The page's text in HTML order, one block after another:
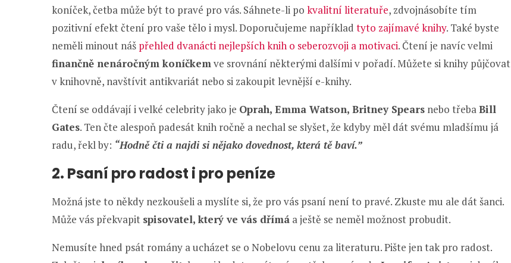
koníček, četba může být to pravé pro vás. Sáhnete-li po kvalitní literatuře, zdvojnásobíte tím
pozitivní efekt čtení pro vaše tělo i mysl. Doporučujeme například tyto zajímavé knihy. Také byste
neměli minout náš přehled dvanácti nejlepších knih o seberozvoji a motivaci. Čtení je navíc velmi
finančně nenáročným koníčkemve srovnání některými dalšími v pořadí. Můžete si knihy půjčovat
v knihovně, navštívit antikvariát nebo si zakoupit levnější e-knihy.
Čtení se oddávají i velké celebrity jako je Oprah, Emma Watson, Britney Spears nebo třebaBill
Gates. Ten čte alespoň padesát knih ročně a nechal se slyšet, že kdyby měl dát svému mladšímu já
radu, řekl by: “Hodně čti a najdi si nějako dovednost, která tě baví.”
2. Psaní pro radost i pro peníze
Možná jste to někdy nezkoušeli a myslíte si, že pro vás psaní není to pravé. Zkuste mu ale dát šanci.
Může vás překvapit spisovatel, který ve vás dřímá a ještě se neměl možnost probudit.
Nemusíte hned psát romány a ucházet se o Nobelovu cenu za literaturu. Pište jen tak pro radost.